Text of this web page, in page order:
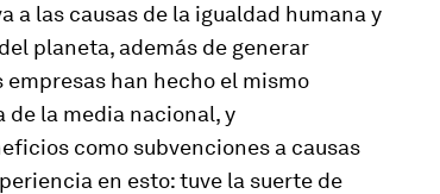
a las causas de la igualdad humana y
planeta, además de generar
han hecho el mismo
de la media nacional, y
como subvenciones a causas
en esto: tuve la suerte de